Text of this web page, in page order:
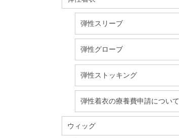
弾性スリーブ
弾性グローブ
弾性ストッキング
弾性着衣の療養費申請について
ウィッグ